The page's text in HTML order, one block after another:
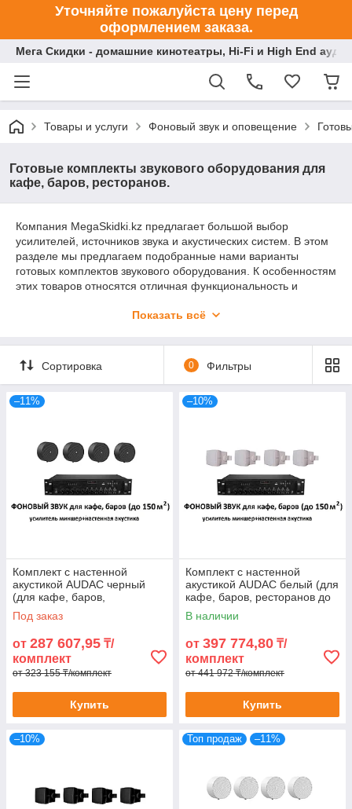
Уточняйте пожалуйста цену перед
оформлением заказа.
Мега Скидки - домашние кинотеатры, Hi-Fi и High End
Товары и услуги Фоновый звук и оповещение
Готовые комплекты звукового оборудования для
кафе, баров, ресторанов.
Компания MegaSkidki.kz предлагает большой выбор
усилителей, источников звука и акустических систем. В этом
разделе мы предлагаем подобранные нами варианты
готовых комплектов звукового оборудования. К особенностям
этих товаров относятся отличная функциональность и
устройств, широкий ценовой диапазон.
помещений могут купить комплект звукового оборудования,
предназначенный для воспроизведения фоновой музыки или
различной информации.
Показать всё
Сортировка 0 Фильтры
–11%
Комплект с настенной
акустикой AUDAC черный
(для кафе, баров,
ресторанов до 100 м2)
Под заказ
от 287 607,95 ₸/
комплект
от 323 155 ₸/комплект
Купить
–10%
Комплект с настенной
акустикой AUDAC белый (для
кафе, баров, ресторанов до
150 м2)
В наличии
от 397 774,80 ₸/
комплект
от 441 972 ₸/комплект
Купить
–10% Топ продаж –11%